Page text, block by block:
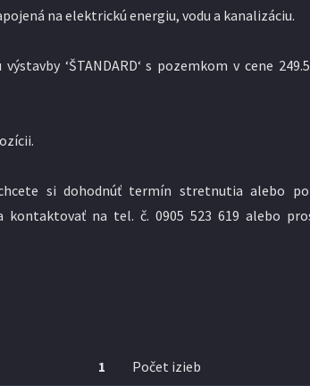
na elektrickú energiu, vodu a kanalizáciu.
‘ŠTANDARD‘ s pozemkom v cene
si dohodnúť termín stretnutia alebo
kontaktovať na tel. č. 0905 523 619 alebo
1 Počet izieb